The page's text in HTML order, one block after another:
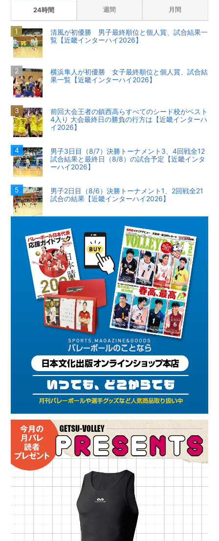
24時間 週間 月間
清風が初優勝 男子最終順位と個人賞、試合結果一
覧【近畿インターハイ2026】
横浜隼人が初優勝 女子最終順位と個人賞、試合結
果一覧【近畿インターハイ2026】
前回大会王者の鎮西高らすべてのシード校がベスト
4入り 大会最終日の勝負の行方は【近畿インターハ
イ2026】
男子3日目（8/7）決勝トーナメント3、4回戦全12
試合結果と最終日（8/8）の試合予定【近畿インタ
ーハイ2026】
男子2日目（8/6）決勝トーナメント1、2回戦全21
試合の結果【近畿インターハイ2026】